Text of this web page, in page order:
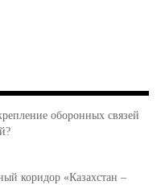
оборонных связей
коридор «Казахстан –